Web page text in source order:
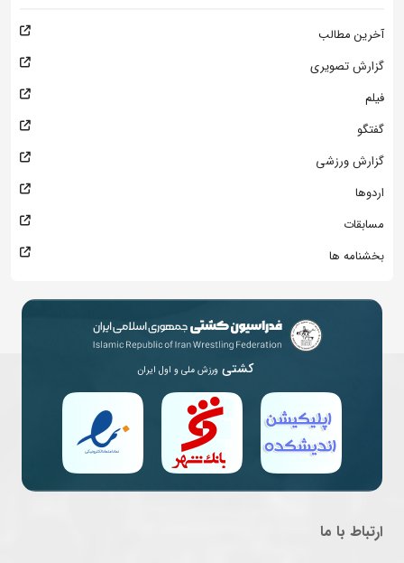
آخرین مطالب
گزارش تصویری
فیلم
گفتگو
گزارش ورزشی
اردوها
مسابقات
بخشنامه ها
کشتی ورزش ملی و اول ایران
ارتباط با ما